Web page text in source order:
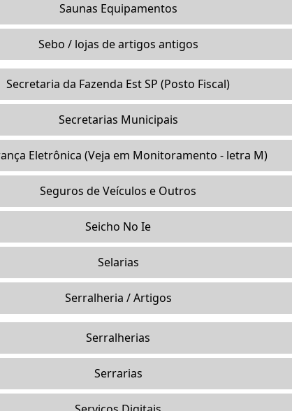
Saunas Equipamentos
Sebo / lojas de artigos antigos
Secretaria da Fazenda Est SP (Posto Fiscal)
Secretarias Municipais
Eletrônica (Veja em Monitoramento - letra M)
Seguros de Veículos e Outros
Seicho No Ie
Selarias
Serralheria / Artigos
Serralherias
Serrarias